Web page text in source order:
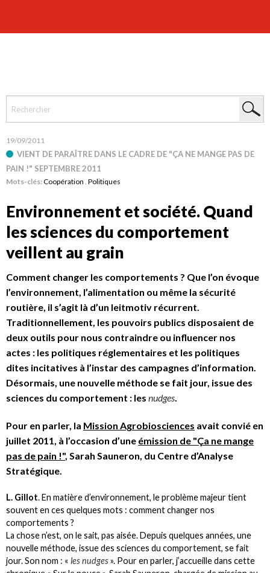
19/09/2011
VIENT DE PARAÎTRE DANS LE CADRE DE "ÇA NE MANGE PAS DE
PAIN !" SEPTEMBRE 2011
Mots-clés:Coopération , Politiques
Environnement et société. Quand
les sciences du comportement
veillent au grain
Comment changer les comportements ? Que l’on évoque
l’environnement, l’alimentation ou même la sécurité
routière, il s’agit là d’un leitmotiv récurrent.
Traditionnellement, les pouvoirs publics disposaient de
deux outils pour nous contraindre ou influencer nos
actes : les politiques réglementaires et les politiques
dites incitatives à l’instar des campagnes d’information.
Désormais, une nouvelle méthode se fait jour, issue des
sciences du comportement : les nudges.
Pour en parler, la Mission Agrobiosciences avait convié en
juillet 2011, à l’occasion d’une émission de "Ça ne mange
pas de pain !", Sarah Sauneron, du Centre d’Analyse
Stratégique.
L. Gillot. En matière d’environnement, le problème majeur tient
souvent en ces quelques mots : comment changer nos
comportements ?
La chose n’est, on le sait, pas aisée. Depuis quelques années, une
nouvelle méthode, issue des sciences du comportement, se fait
jour. Son nom : « les nudges». Pour en parler, j’accueille dans cette